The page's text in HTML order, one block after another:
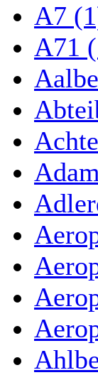
A7
A71